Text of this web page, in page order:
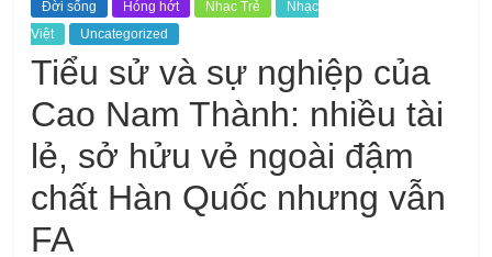
Đời sống Hóng hớt Nhạc Trẻ
Nhạc
Việt
Uncategorized
Tiểu sử và sự nghiệp của
Cao Nam Thành: nhiều tài
lẻ, sở hửu vẻ ngoài đậm
chất Hàn Quốc nhưng vẫn
FA